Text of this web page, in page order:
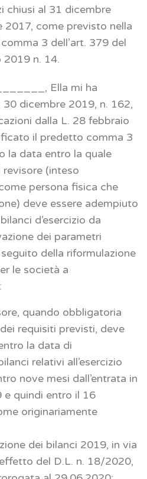
chiusi al 31 dicembre
2017, come previsto nella
3 dell’art. 379 del
2019 n. 14.
Ella mi ha
dicembre 2019, n. 162,
dalla L. 28 febbraio
il predetto comma 3
la data entro la quale
revisore (inteso
persona fisica che
deve essere adempiuto
d’esercizio da
dei parametri
della riformulazione
le società a
quando obbligatoria
requisiti previsti, deve
la data di
relativi all’esercizio
nove mesi dall’entrata in
e quindi entro il 16
originariamente
dei bilanci 2019, in via
del D.L. n. 18/2020,